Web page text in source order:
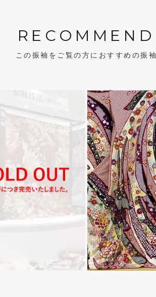
RECOMMEND
この振袖をご覧の方におすすめの振袖